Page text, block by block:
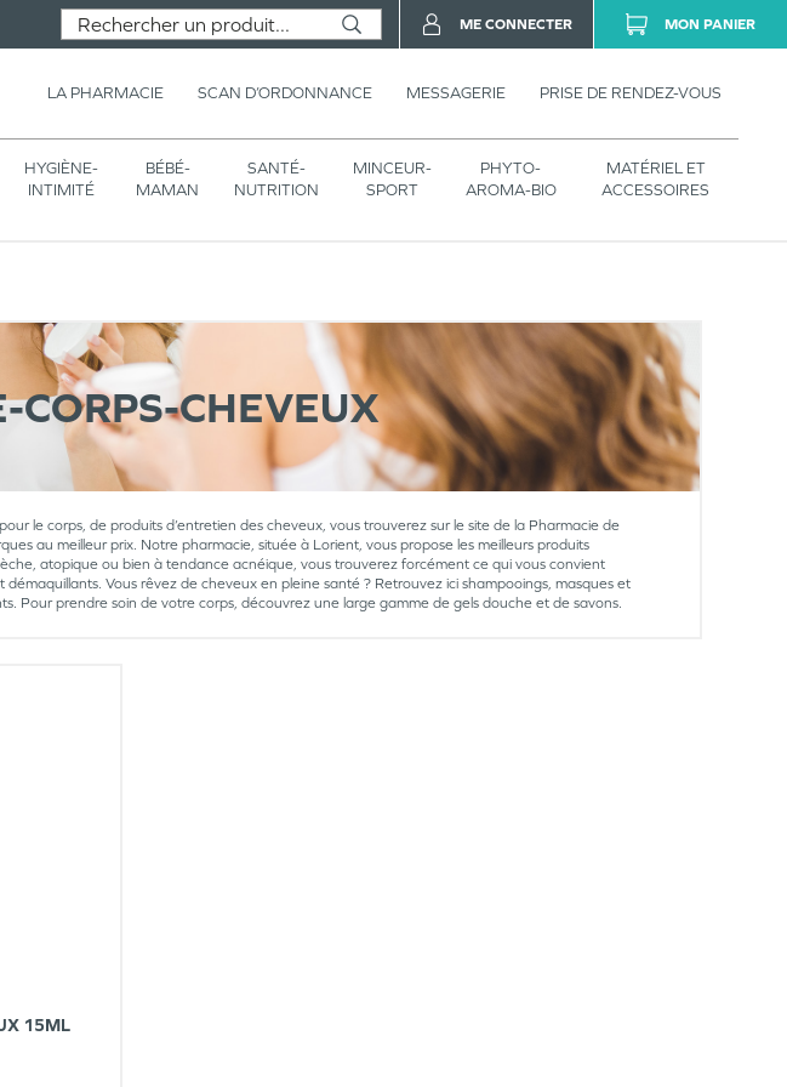
LA PHARMACIE SCAN D’ORDONNANCE MESSAGERIE PRISE DE RENDEZ-VOUS
HYGIÈNE-
INTIMITÉ
BÉBÉ-
MAMAN
SANTÉ-
NUTRITION
MINCEUR-
SPORT
PHYTO-
AROMA-BIO
MATÉRIEL ET
ACCESSOIRES
ME CONNECTER MON PANIER
CORPS-CHEVEUX
le corps, de produits d’entretien des cheveux, vous trouverez sur le site de la Pharmacie de
au meilleur prix. Notre pharmacie, située à Lorient, vous propose les meilleurs produits
atopique ou bien à tendance acnéique, vous trouverez forcément ce qui vous convient
Vous rêvez de cheveux en pleine santé ? Retrouvez ici shampooings, masques et
Pour prendre soin de votre corps, découvrez une large gamme de gels douche et de savons.
15ML